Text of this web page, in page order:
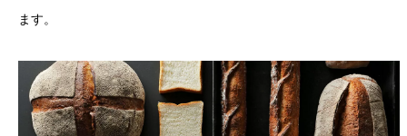
ます。